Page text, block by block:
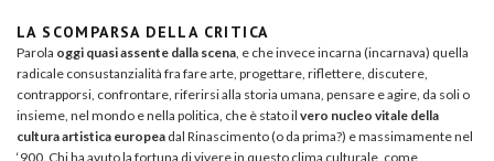
LA SCOMPARSA DELLA CRITICA
Parola oggi quasi assente dalla scena , e che invece incarna (incarnava) quella
radicale consustanzialità fra fare arte, progettare, riflettere, discutere,
contrapporsi, confrontare, riferirsi alla storia umana, pensare e agire, da soli o
insieme, nel mondo e nella politica, che è stato il vero nucleo vitale della
cultura artistica europea dal Rinascimento (o da prima?) e massimamente nel
‘900. Chi ha avuto la fortuna di vivere in questo clima culturale, come